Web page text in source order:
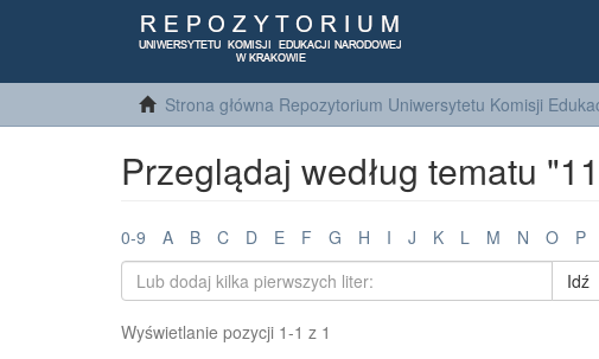
Strona główna Repozytorium Uniwersytetu Komisji
Przeglądaj według tematu
0-9 A B C D E F G H I J K L M N O P
Idź
Wyświetlanie pozycji 1-1 z 1